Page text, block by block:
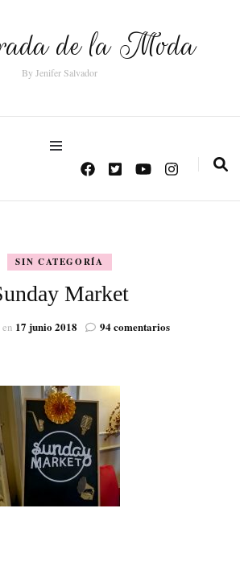
de la Moda
By Jenifer Salvador
SIN CATEGORÍA
Market
en 17 junio 2018 94 comentariosen